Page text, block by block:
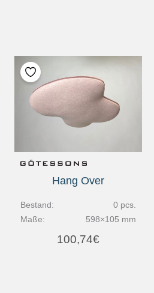
Hang Over
Bestand:
0 pcs.
Maße:
598×105 mm
100,74€